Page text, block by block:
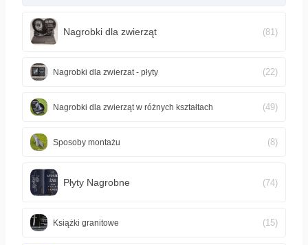
Nagrobki dla zwierząt (81)
Nagrobki dla zwierzat - płyty (22)
Nagrobki dla zwierząt w różnych kształtach (49)
Sposoby montażu (8)
Płyty Nagrobne (74)
Książki granitowe (15)